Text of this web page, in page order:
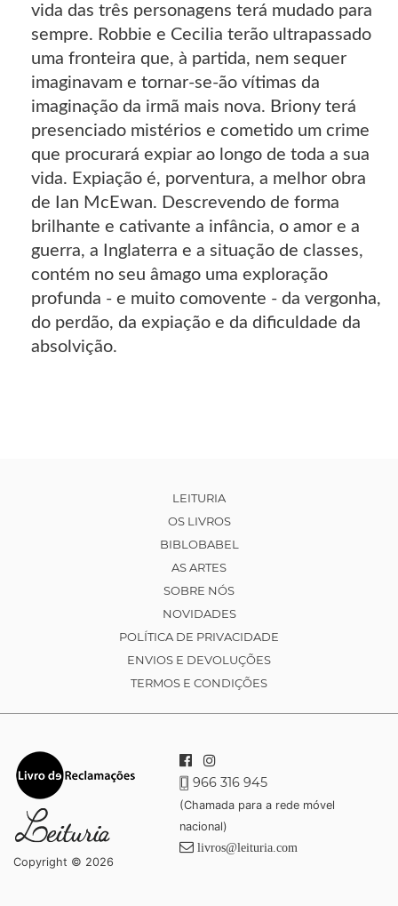
vida das três personagens terá mudado para
sempre. Robbie e Cecilia terão ultrapassado
uma fronteira que, à partida, nem sequer
imaginavam e tornar-se-ão vítimas da
imaginação da irmã mais nova. Briony terá
presenciado mistérios e cometido um crime
que procurará expiar ao longo de toda a sua
vida. Expiação é, porventura, a melhor obra
de Ian McEwan. Descrevendo de forma
brilhante e cativante a infância, o amor e a
guerra, a Inglaterra e a situação de classes,
contém no seu âmago uma exploração
profunda - e muito comovente - da vergonha,
do perdão, da expiação e da dificuldade da
absolvição.
LEITURIA
OS LIVROS
BIBLOBABEL
AS ARTES
SOBRE NÓS
NOVIDADES
POLÍTICA DE PRIVACIDADE
ENVIOS E DEVOLUÇÕES
TERMOS E CONDIÇÕES
Copyright © 2026
966 316 945
(Chamada para a rede móvel
nacional)
livros@leituria.com